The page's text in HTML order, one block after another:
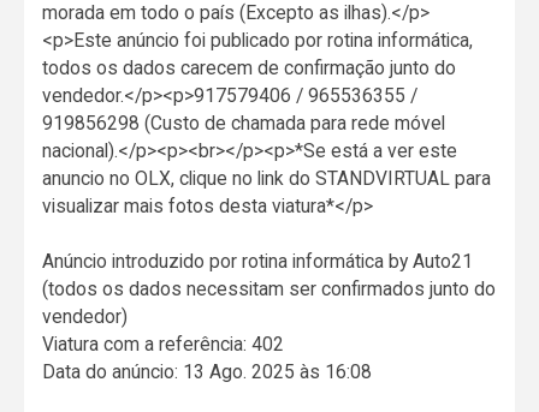
morada em todo o país (Excepto as ilhas).</p>
<p>Este anúncio foi publicado por rotina informática,
todos os dados carecem de confirmação junto do
vendedor.</p><p>917579406 / 965536355 /
919856298 (Custo de chamada para rede móvel
nacional).</p><p><br></p><p>*Se está a ver este
anuncio no OLX, clique no link do STANDVIRTUAL para
visualizar mais fotos desta viatura*</p>
Anúncio introduzido por rotina informática by Auto21
(todos os dados necessitam ser confirmados junto do
vendedor)
Viatura com a referência: 402
Data do anúncio: 13 Ago. 2025 às 16:08